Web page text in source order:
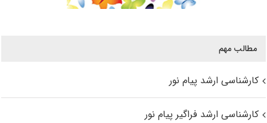
مطالب مهم
کارشناسی ارشد پیام نور
کارشناسی ارشد فراگیر پیام نور